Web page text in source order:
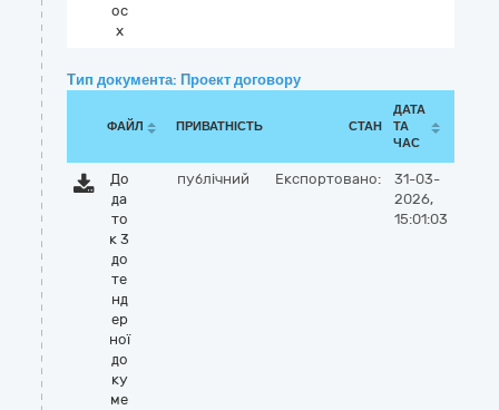
oc
x
Тип документа: Проект договору
ФАЙЛ ПРИВАТНІСТЬ СТАН
ДАТА
ТА
ЧАС
До
да
то
к 3
до
те
нд
ер
ної
до
ку
ме
публічний Експортовано:
31-03-
2026,
15:01:03